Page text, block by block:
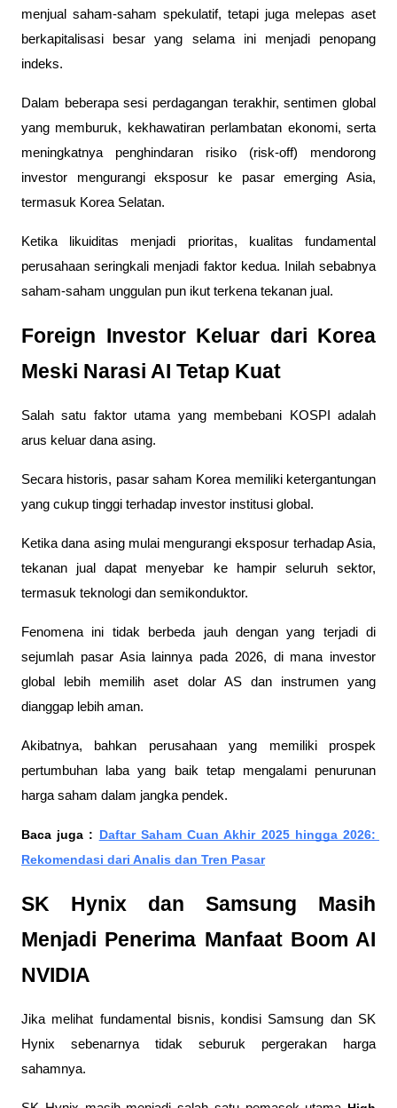
menjual saham-saham spekulatif, tetapi juga melepas aset
berkapitalisasi besar yang selama ini menjadi penopang
indeks.
Dalam beberapa sesi perdagangan terakhir, sentimen global
yang memburuk, kekhawatiran perlambatan ekonomi, serta
meningkatnya penghindaran risiko (risk-off) mendorong
investor mengurangi eksposur ke pasar emerging Asia,
termasuk Korea Selatan.
Ketika likuiditas menjadi prioritas, kualitas fundamental
perusahaan seringkali menjadi faktor kedua. Inilah sebabnya
saham-saham unggulan pun ikut terkena tekanan jual.
Foreign Investor Keluar dari Korea
Meski Narasi AI Tetap Kuat
Salah satu faktor utama yang membebani KOSPI adalah
arus keluar dana asing.
Secara historis, pasar saham Korea memiliki ketergantungan
yang cukup tinggi terhadap investor institusi global.
Ketika dana asing mulai mengurangi eksposur terhadap Asia,
tekanan jual dapat menyebar ke hampir seluruh sektor,
termasuk teknologi dan semikonduktor.
Fenomena ini tidak berbeda jauh dengan yang terjadi di
sejumlah pasar Asia lainnya pada 2026, di mana investor
global lebih memilih aset dolar AS dan instrumen yang
dianggap lebih aman.
Akibatnya, bahkan perusahaan yang memiliki prospek
pertumbuhan laba yang baik tetap mengalami penurunan
harga saham dalam jangka pendek.
Baca juga : Daftar Saham Cuan Akhir 2025 hingga 2026:
Rekomendasi dari Analis dan Tren Pasar
SK Hynix dan Samsung Masih
Menjadi Penerima Manfaat Boom AI
NVIDIA
Jika melihat fundamental bisnis, kondisi Samsung dan SK
Hynix sebenarnya tidak seburuk pergerakan harga
sahamnya.